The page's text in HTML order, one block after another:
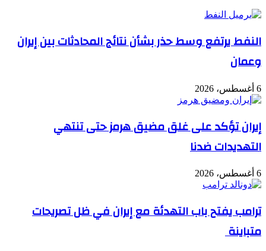
النفط يرتفع وسط حذر بشأن نتائج المحادثات بين إيران
وعمان
6 أغسطس، 2026
إيران تؤكد على غلق مضيق هرمز حتى تنتهي
التهديدات ضدنا
6 أغسطس، 2026
ترامب يفتح باب التهدئة مع إيران في ظل تصريحات
متباينة